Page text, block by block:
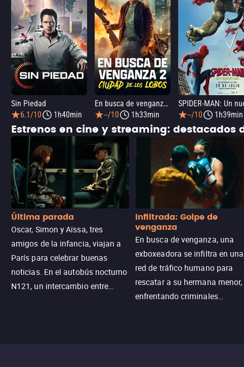
Sin Piedad
6.1/10
1h40min
En busca de venganza 2: Ciudad de los lobos
--/10
1h33min
--/10
1h39min
Estrenos en cine y streaming: destacados
Última parada
Oscar, Simon y Aïssa, tres
amigos de la infancia, viajan a
París para celebrar buenas
noticias. En el autobús nocturno
N121, un intercambio entre
Infiltrada: Golpe de
venganza
En busca de venganza, una
exboxeadora se infiltra en una
red de tráfico humano para
rescatar a su hermana menor,
enfrentando criminales